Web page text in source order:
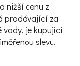
nižší cenu z
prodávající za
vady, je kupující
slevu.